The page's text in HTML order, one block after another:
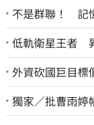
不是群聯！ 記
低軌衛星王者
外資砍國巨目標
獨家／批曹雨婷
們工會跟演藝圈